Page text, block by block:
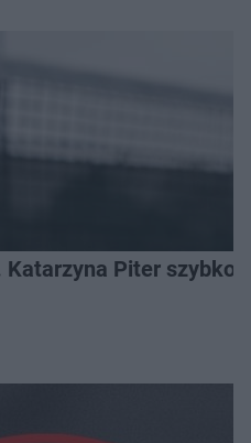
Katarzyna Piter szybko